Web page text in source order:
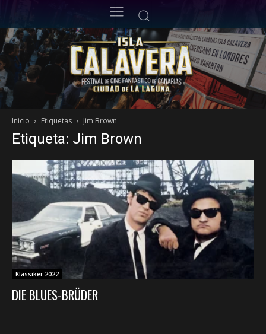
Inicio Etiquetas Jim Brown
Etiqueta: Jim Brown
Klassiker 2022
DIE BLUES-BRÜDER